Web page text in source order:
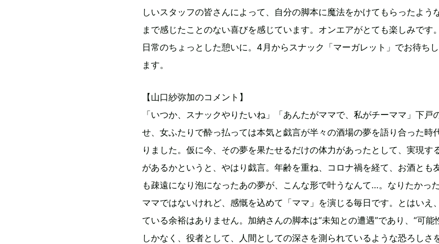
しいスタッフの皆さんによって、自分の脚本に魔法をかけてもらったよう
まで感じたことのない喜びを感じています。オンエアがとても楽しみです。
日常のちょっとした憩いに。4月からスナック「マーガレット」でお待ち
ます。
【山口紗弥加のコメント】
「いつか、スナックやりたいね」「あんたがママで、私がチーママ」下戸
せ、女ふたりで酔っ払っては本気と戯言が半々の酒場の夢を語り合った時
りました。仮に今、その夢を果たせるだけの体力があったとして、実現す
があるかというと、やはり戯言。年齢を重ね、コロナ禍を経て、お酒とも
も疎遠になり泡になったあの夢が、こんな形で叶うなんて…。なりたかっ
ママではないけれど、感慨を込めて「ママ」を演じる毎日です。とはいえ
ている余裕はありません。加納さんの脚本は“未知との遭遇”であり、“可能
しかなく、役者として、人間としての深さを測られているような恐ろしさ